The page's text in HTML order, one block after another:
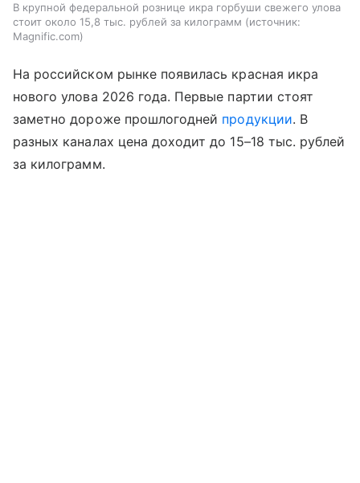
В крупной федеральной рознице икра горбуши свежего улова
стоит около 15,8 тыс. рублей за килограмм
источник:
Magnific.com
На российском рынке появилась красная икра
нового улова 2026 года. Первые партии стоят
заметно дороже прошлогодней продукции. В
разных каналах цена доходит до 15–18 тыс. рублей
за килограмм.